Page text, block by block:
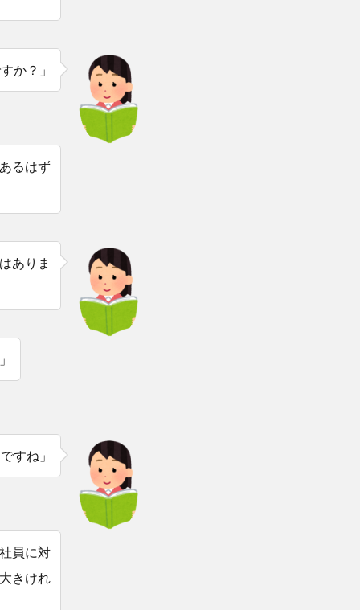
か？」
るはず
ありま
すね」
員に対
きけれ